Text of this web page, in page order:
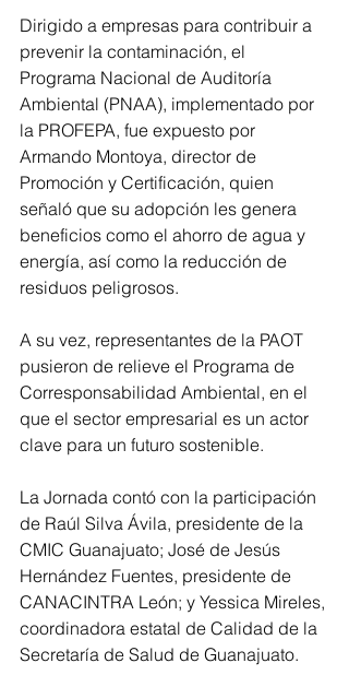
Dirigido a empresas para contribuir a
prevenir la contaminación, el
Programa Nacional de Auditoría
Ambiental (PNAA), implementado por
la PROFEPA, fue expuesto por
Armando Montoya, director de
Promoción y Certificación, quien
señaló que su adopción les genera
beneficios como el ahorro de agua y
energía, así como la reducción de
residuos peligrosos.
A su vez, representantes de la PAOT
pusieron de relieve el Programa de
Corresponsabilidad Ambiental, en el
que el sector empresarial es un actor
clave para un futuro sostenible.
La Jornada contó con la participación
de Raúl Silva Ávila, presidente de la
CMIC Guanajuato; José de Jesús
Hernández Fuentes, presidente de
CANACINTRA León; y Yessica Mireles,
coordinadora estatal de Calidad de la
Secretaría de Salud de Guanajuato.